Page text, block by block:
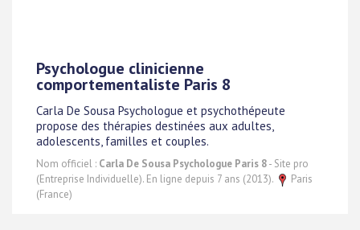
Psychologue clinicienne
comportementaliste Paris 8
Carla De Sousa Psychologue et psychothépeute
propose des thérapies destinées aux adultes,
adolescents, familles et couples.
Nom officiel : Carla De Sousa Psychologue Paris 8- Site pro
(Entreprise Individuelle). En ligne depuis 7 ans (2013).
Paris
(France)